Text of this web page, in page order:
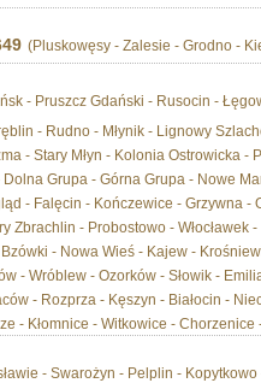
(Pluskowęsy - Zalesie - Grodno -
- Pruszcz Gdański - Rusocin -
- Rudno - Młynik - Lignowy
- Stary Młyn - Kolonia Ostrowicka
Grupa - Górna Grupa - Nowe
- Falęcin - Kończewice - Grzywna -
Zbrachlin - Probostowo -
- Nowa Wieś - Kajew -
- Wróblew - Ozorków - Słowik -
- Rozprza - Kęszyn - Białocin -
- Kłomnice - Witkowice -
- Swarożyn - Pelplin -